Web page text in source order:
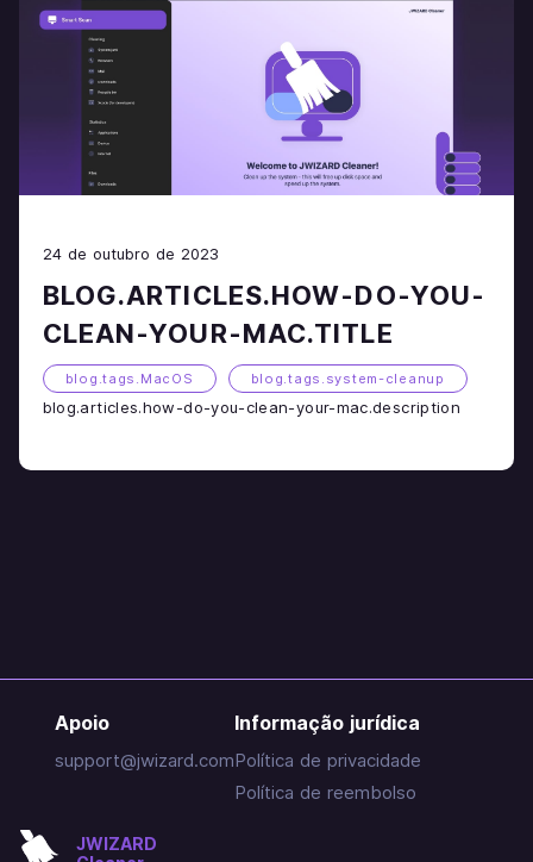
24 de outubro de 2023
BLOG.ARTICLES.HOW-DO-YOU-
CLEAN-YOUR-MAC.TITLE
blog.tags.MacOS blog.tags.system-cleanup
blog.articles.how-do-you-clean-your-mac.description
JWIZARD
Apoio
support@jwizard.com
Informação jurídica
Política de privacidade
Política de reembolso